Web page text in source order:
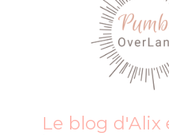
Le blog d'Alix